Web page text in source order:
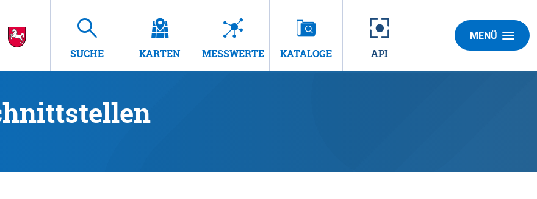
SUCHE KARTEN MESSWERTE KATALOGE API
MENÜ